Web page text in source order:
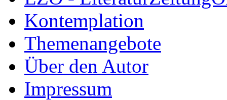
Kontemplation
Themenangebote
Über den Autor
Impressum